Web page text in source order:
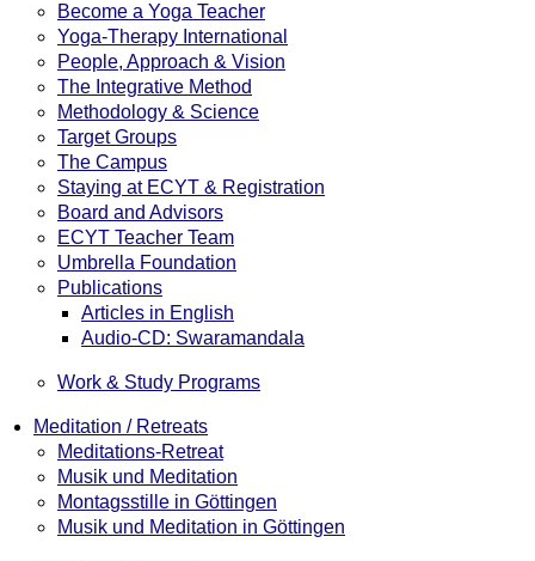
Become a Yoga Teacher
Yoga-Therapy International
People, Approach & Vision
The Integrative Method
Methodology & Science
Target Groups
The Campus
Staying at ECYT & Registration
Board and Advisors
ECYT Teacher Team
Umbrella Foundation
Publications
Articles in English
Audio-CD: Swaramandala
Work & Study Programs
Meditation / Retreats
Meditations-Retreat
Musik und Meditation
Montagsstille in Göttingen
Musik und Meditation in Göttingen